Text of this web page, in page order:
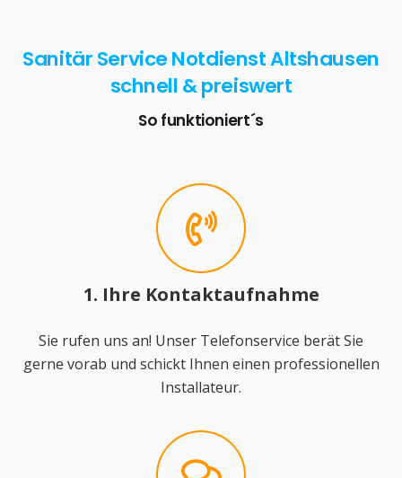
Sanitär Service Notdienst Altshausen
schnell & preiswert
So funktioniert´s
1. Ihre Kontaktaufnahme
Sie rufen uns an! Unser Telefonservice berät Sie
gerne vorab und schickt Ihnen einen professionellen
Installateur.